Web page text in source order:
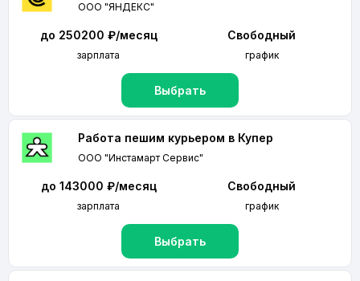
ООО "ЯНДЕКС"
до 250200 ₽/месяц
зарплата
Свободный
график
Выбрать
Работа пешим курьером в Купер
ООО "Инстамарт Сервис"
до 143000 ₽/месяц
зарплата
Свободный
график
Выбрать